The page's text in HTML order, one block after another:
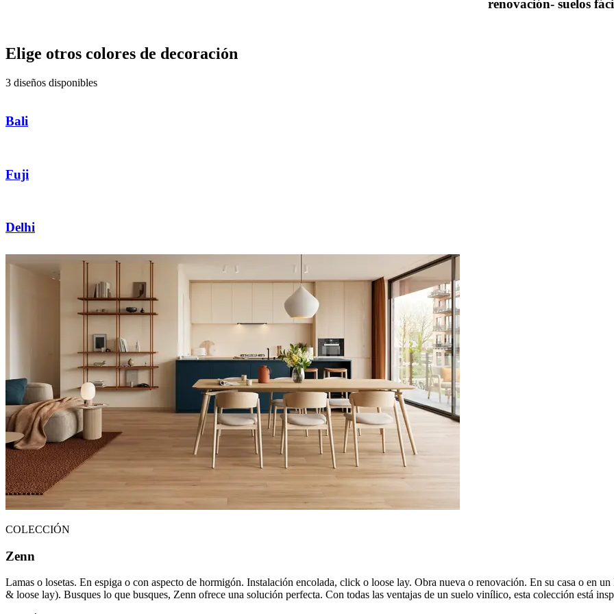
renovación- suelos
Elige otros colores de decoración
3 diseños disponibles
Bali
Fuji
Delhi
COLECCIÓN
Zenn
Lamas o losetas. En espiga o con aspecto de hormigón. Instalación encolada, click o loose lay. Obra nueva o renovación. En su casa o en
& loose lay). Busques lo que busques, Zenn ofrece una solución perfecta. Con todas las ventajas de un suelo vinílico, esta colección está